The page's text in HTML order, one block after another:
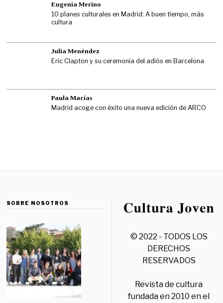
Eugenia Merino
10 planes culturales en Madrid: A buen tiempo, más
cultura
Julia Menéndez
Eric Clapton y su ceremonia del adiós en Barcelona
Paula Macías
Madrid acoge con éxito una nueva edición de ARCO
SOBRE NOSOTROS
© 2022 - TODOS LOS
DERECHOS
RESERVADOS
Revista de cultura
fundada en 2010 en el